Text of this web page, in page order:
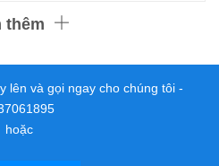
thêm
lên và gọi ngay cho chúng tôi -
hoặc